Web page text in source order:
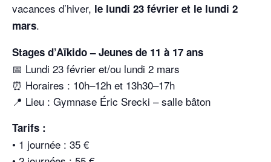
vacances d’hiver, le lundi 23 février et le lundi 2
mars.
Stages d’Aïkido – Jeunes de 11 à 17 ans
📅 Lundi 23 février et/ou lundi 2 mars
⏰ Horaires : 10h–12h et 13h30–17h
📍 Lieu : Gymnase Éric Srecki – salle bâton
Tarifs :
• 1 journée : 35 €